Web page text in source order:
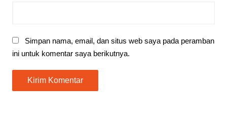
Simpan nama, email, dan situs web saya pada peramban
ini untuk komentar saya berikutnya.